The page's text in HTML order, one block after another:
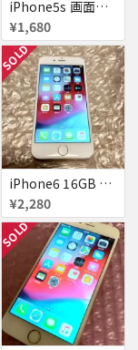
iPhone5s 画面割れ
¥1,680
SOLD
iPhone6 16GB au 液晶表示不良
¥2,280
SOLD